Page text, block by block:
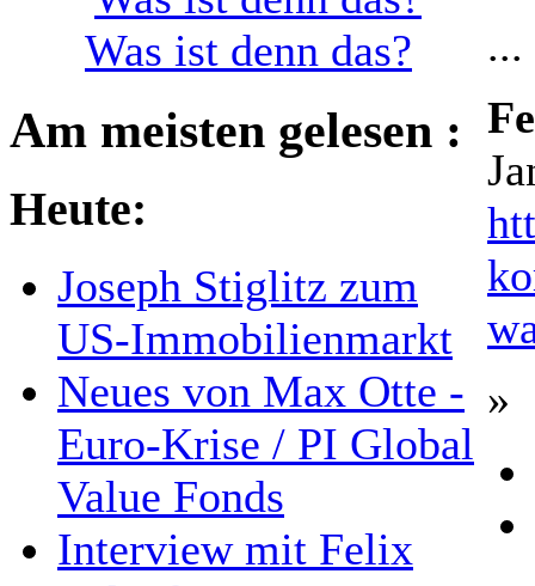
Was ist denn das?
Am meisten gelesen :
Heute:
Joseph Stiglitz zum
US-Immobilienmarkt
Neues von Max Otte -
Euro-Krise / PI Global
Value Fonds
Interview mit Felix
...
»